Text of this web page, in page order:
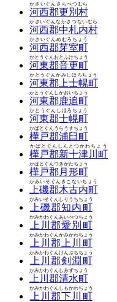
河西郡更別村
かさいぐんさらべつむら
河西郡中札内村
かさいぐんなかさつないむら
河西郡芽室町
かさいぐんめむろちょう
河東郡音更町
かとうぐんおとふけちょう
河東郡上士幌町
かとうぐんかみしほろちょう
河東郡鹿追町
かとうぐんしかおいちょう
河東郡士幌町
かとうぐんしほろちょう
樺戸郡浦臼町
かばとぐんうらうすちょう
樺戸郡新十津川町
かばとぐんしんとつかわちょう
樺戸郡月形町
かばとぐんつきがたちょう
上磯郡木古内町
かみいそぐんきこないちょう
上磯郡知内町
かみいそぐんしりうちちょう
上川郡愛別町
かみかわぐんあいべつちょう
上川郡上川町
かみかわぐんかみかわちょう
上川郡剣淵町
かみかわぐんけんぶちちょう
上川郡清水町
かみかわぐんしみずちょう
上川郡下川町
かみかわぐんしもかわちょう